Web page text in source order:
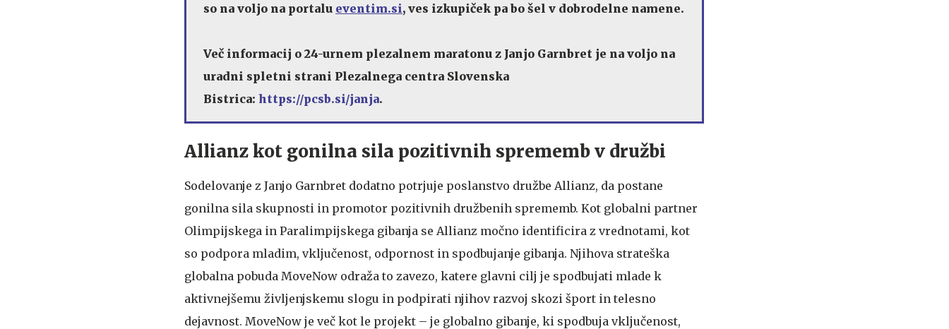
so na voljo na portalu eventim.si, ves izkupiček pa bo šel v dobrodelne namene.
Več informacij o 24-urnem plezalnem maratonu z Janjo Garnbret je na voljo na
uradni spletni strani Plezalnega centra Slovenska
Bistrica: https://pcsb.si/janja.
Allianz kot gonilna sila pozitivnih sprememb v družbi
Sodelovanje z Janjo Garnbret dodatno potrjuje poslanstvo družbe Allianz, da postane
gonilna sila skupnosti in promotor pozitivnih družbenih sprememb. Kot globalni partner
Olimpijskega in Paralimpijskega gibanja se Allianz močno identificira z vrednotami, kot
so podpora mladim, vključenost, odpornost in spodbujanje gibanja. Njihova strateška
globalna pobuda MoveNow odraža to zavezo, katere glavni cilj je spodbujati mlade k
aktivnejšemu življenjskemu slogu in podpirati njihov razvoj skozi šport in telesno
dejavnost. MoveNow je več kot le projekt – je globalno gibanje, ki spodbuja vključenost,